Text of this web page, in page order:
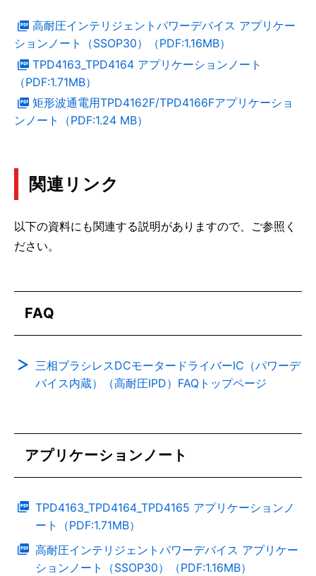
高耐圧インテリジェントパワーデバイス アプリケー
ションノート（SSOP30）（PDF:1.16MB）
TPD4163_TPD4164 アプリケーションノート
（PDF:1.71MB）
矩形波通電用TPD4162F/TPD4166Fアプリケーショ
ンノート（PDF:1.24 MB）
関連リンク
以下の資料にも関連する説明がありますので、ご参照く
ださい。
FAQ
三相ブラシレスDCモータードライバーIC（パワーデ
バイス内蔵）（高耐圧IPD）FAQトップページ
アプリケーションノート
TPD4163_TPD4164_TPD4165 アプリケーションノ
ート（PDF:1.71MB）
高耐圧インテリジェントパワーデバイス アプリケー
ションノート（SSOP30）（PDF:1.16MB）